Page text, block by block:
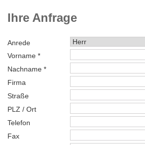
Ihre Anfrage
Anrede
Vorname *
Nachname *
Firma
Straße
PLZ / Ort
Telefon
Fax